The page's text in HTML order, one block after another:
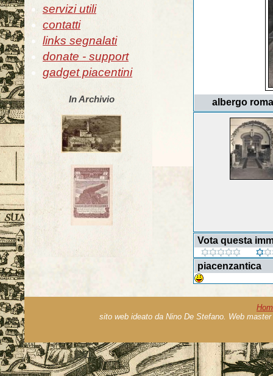
servizi utili
contatti
links segnalati
donate - support
gadget piacentini
In Archivio albergo
Vota questa
piacenzantica
sito web ideato da Nino De Stefano. Web